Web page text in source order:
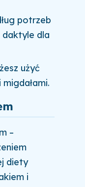
potrzeb
daktyle dla
użyć
–
diety
i